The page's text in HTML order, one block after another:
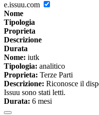
e.issuu.com
Nome
Tipologia
Proprieta
Descrizione
Durata
Nome: iutk
Tipologia: analitico
Proprieta: Terze Parti
Descrizione: Riconosce il
Issuu sono stati letti.
Durata: 6 mesi